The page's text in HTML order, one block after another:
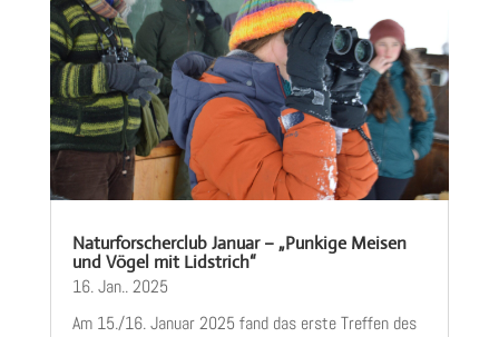
Naturforscherclub Januar – „Punkige Meisen
und Vögel mit Lidstrich“
16. Jan.. 2025
Am 15./16. Januar 2025 fand das erste Treffen des